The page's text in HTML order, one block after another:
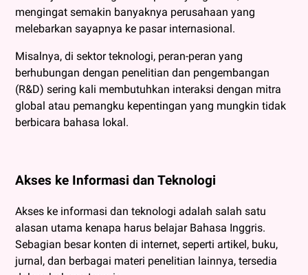
mengingat semakin banyaknya perusahaan yang
melebarkan sayapnya ke pasar internasional.
Misalnya, di sektor teknologi, peran-peran yang
berhubungan dengan penelitian dan pengembangan
(R&D) sering kali membutuhkan interaksi dengan mitra
global atau pemangku kepentingan yang mungkin tidak
berbicara bahasa lokal.
Akses ke Informasi dan Teknologi
Akses ke informasi dan teknologi adalah salah satu
alasan utama kenapa harus belajar Bahasa Inggris.
Sebagian besar konten di internet, seperti artikel, buku,
jurnal, dan berbagai materi penelitian lainnya, tersedia